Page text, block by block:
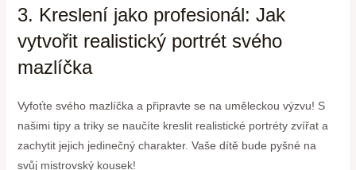
3. Kreslení jako profesionál: Jak
vytvořit realistický portrét svého
mazlíčka
Vyfoťte svého mazlíčka a připravte se na uměleckou výzvu! S
našimi tipy a triky se naučíte kreslit realistické portréty zvířat a
zachytit jejich jedinečný charakter. Vaše dítě bude pyšné na
svůj mistrovský kousek!